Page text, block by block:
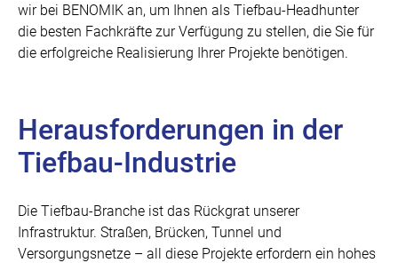
wir bei BENOMIK an, um Ihnen als Tiefbau-Headhunter
die besten Fachkräfte zur Verfügung zu stellen, die Sie für
die erfolgreiche Realisierung Ihrer Projekte benötigen.
Herausforderungen in der
Tiefbau-Industrie
Die Tiefbau-Branche ist das Rückgrat unserer
Infrastruktur. Straßen, Brücken, Tunnel und
Versorgungsnetze – all diese Projekte erfordern ein hohes